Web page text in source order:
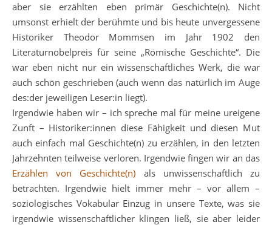
aber sie erzählten eben primär Geschichte(n). Nicht
umsonst erhielt der berühmte und bis heute unvergessene
Historiker Theodor Mommsen im Jahr 1902 den
Literaturnobelpreis für seine „Römische Geschichte“. Die
war eben nicht nur ein wissenschaftliches Werk, die war
auch schön geschrieben (auch wenn das natürlich im Auge
des:der jeweiligen Leser:in liegt).
Irgendwie haben wir – ich spreche mal für meine ureigene
Zunft – Historiker:innen diese Fähigkeit und diesen Mut
auch einfach mal Geschichte(n) zu erzählen, in den letzten
Jahrzehnten teilweise verloren. Irgendwie fingen wir an das
Erzählen von Geschichte(n) als unwissenschaftlich zu
betrachten. Irgendwie hielt immer mehr – vor allem –
soziologisches Vokabular Einzug in unsere Texte, was sie
irgendwie wissenschaftlicher klingen ließ, sie aber leider